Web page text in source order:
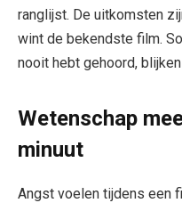
ranglijst. De uitkomsten
wint de bekendste film.
nooit hebt gehoord,
Wetenschap
minuut
Angst voelen tijdens een